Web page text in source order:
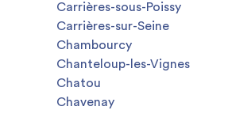
Carrières-sous-Poissy
Carrières-sur-Seine
Chambourcy
Chanteloup-les-Vignes
Chatou
Chavenay